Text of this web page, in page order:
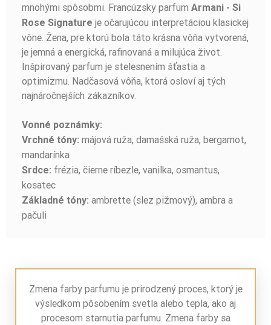
mnohými spôsobmi. Francúzsky parfum Armani - Si
Rose Signature je očarujúcou interpretáciou klasickej
vône. Žena, pre ktorú bola táto krásna vôňa vytvorená,
je jemná a energická, rafinovaná a milujúca život.
Inšpirovaný parfum je stelesnením šťastia a
optimizmu. Nadčasová vôňa, ktorá osloví aj tých
najnáročnejších zákazníkov.
Vonné poznámky:
Vrchné tóny: májová ruža, damašská ruža, bergamot,
mandarínka
Srdce: frézia, čierne ríbezle, vanilka, osmantus,
kosatec
Základné tóny: ambrette (slez pižmový), ambra a
pačuli
Zmena farby parfumu je prirodzený proces, ktorý je
výsledkom pôsobením svetla alebo tepla, ako aj
procesom starnutia parfumu. Zmena farby sa